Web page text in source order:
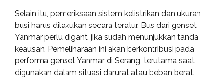
Selain itu, pemeriksaan sistem kelistrikan dan ukuran
busi harus dilakukan secara teratur. Bus dari genset
Yanmar perlu diganti jika sudah menunjukkan tanda
keausan. Pemeliharaan ini akan berkontribusi pada
performa genset Yanmar di Serang, terutama saat
digunakan dalam situasi darurat atau beban berat.